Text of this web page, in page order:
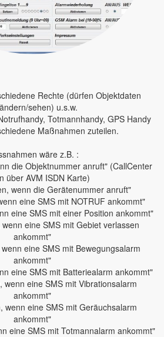
Rechte (dürfen Objektdaten
sehen) u.s.w.
Totmannhandy, GPS Handy
Maßnahmen zuteilen.
wäre z.B. :
die Objektnummer anruft" (CallCenter
über AVM ISDN Karte)
wenn die Gerätenummer anruft"
eine SMS mit NOTRUF ankommt"
eine SMS mit einer Position ankommt"
eine SMS mit Gebiet verlassen
ankommt"
eine SMS mit Bewegungsalarm
ankommt"
eine SMS mit Batteriealarm ankommt"
wenn eine SMS mit Vibrationsalarm
ankommt"
wenn eine SMS mit Geräuchsalarm
ankommt"
eine SMS mit Totmannalarm ankommt"